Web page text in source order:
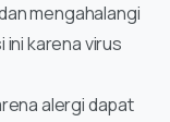
mengahalangi
karena virus
alergi dapat